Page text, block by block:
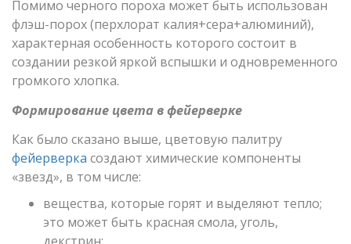
Помимо черного пороха может быть использован
флэш-порох (перхлорат калия+сера+алюминий),
характерная особенность которого состоит в
создании резкой яркой вспышки и одновременного
громкого хлопка.
Формирование цвета в фейерверке
Как было сказано выше, цветовую палитру
фейерверка создают химические компоненты
«звезд», в том числе:
вещества, которые горят и выделяют тепло;
это может быть красная смола, уголь,